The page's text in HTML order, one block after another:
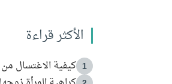
الأكثر قراءة
1 كيفية الاغتسال من